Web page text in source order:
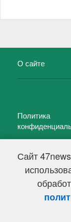
Сайт
О сайте
Политика
47 новостей (47
Свидетельство
Федеральной
информационных